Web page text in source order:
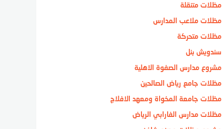
مظلات متنقلة
مظلات ملاعب المدارس
مظلات متحركة
سندويش بنل
مشروع مدارس الصفوة الاهلية
مظلات جامع رياض الصالحين
مظلات جامعة المخواة ومعهد الافلاج
مظلات مدارس الفارابي الرياض